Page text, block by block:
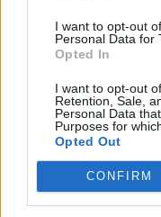
I want to opt-out
Personal Data for
Opted In
I want to opt-out
Retention, Sale,
Personal Data
Purposes for
Opted Out
CONFIRM
regisztrációhoz
Portfolio.hu
Kötéslisták:
kötéslistái